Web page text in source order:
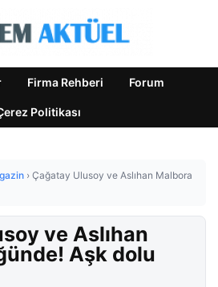
Firma Rehberi Forum
Politikası
› Çağatay Ulusoy ve Aslıhan Malbora
ve Aslıhan
Aşk dolu